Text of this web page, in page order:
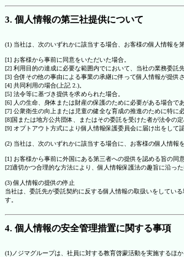
3. 個人情報の第三社提供について
(1) 当社は、次のいずれかに該当する場合、お客様の個人情報を
[1] お客様から事前に同意をいただいた場合。
[2] 利用目的の達成に必要な範囲内でにおいて、当社の業務委託
[3] 合併その他の事由による事業の承継に伴って個人情報が提供さ
[4] 共同利用の場合(上記 2.)。
[5] 法令等に基づき提供を求められた場合。
[6] 人の生命、身体または財産の保護のために必要がある場合で
[7] 公衆衛生の向上または児童の健全な育成の推進のために特に
[8]国または地方公共団体、またはその委託を受けた者が法令の
[9] オプトアウト方式により個人情報保護委員会に届け出をして
(2) 当社は、次のいずれかに該当する場合に、お客様の個人情報
[1] お客様から事前に外国にある第三者への提供を認める旨の同
[2]適切かつ合理的な方法により、個人情報保護法の趣旨に沿っ
(3) 個人情報の提供の停止
当社は、委託先が委託契約に反する個人情報の取扱いをしてい
す。
4. 個人情報の安全管理措置に関する事項
(1)ノジマグループは、社員に対する教育啓蒙活動を実施するほ